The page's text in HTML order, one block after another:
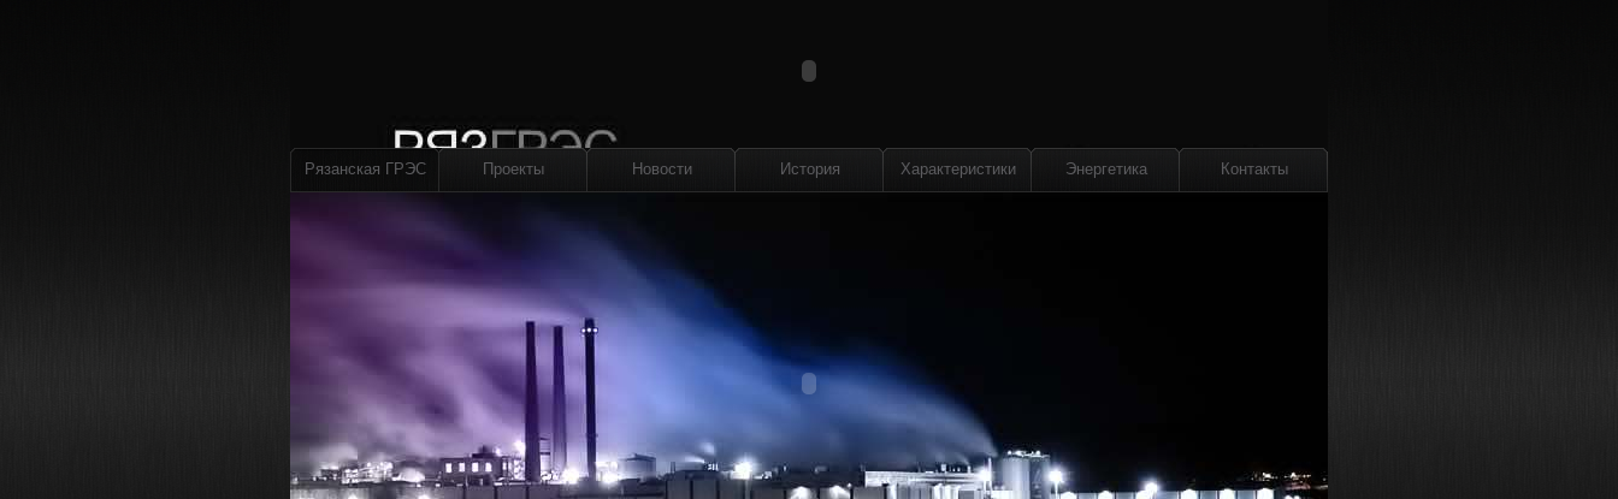
Рязанская ГРЭС Проекты Новости История Характеристики Энергетика Контакты